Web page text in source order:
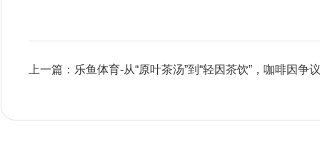
上一篇：乐鱼体育-从“原叶茶汤”到“轻因茶饮”，咖啡因